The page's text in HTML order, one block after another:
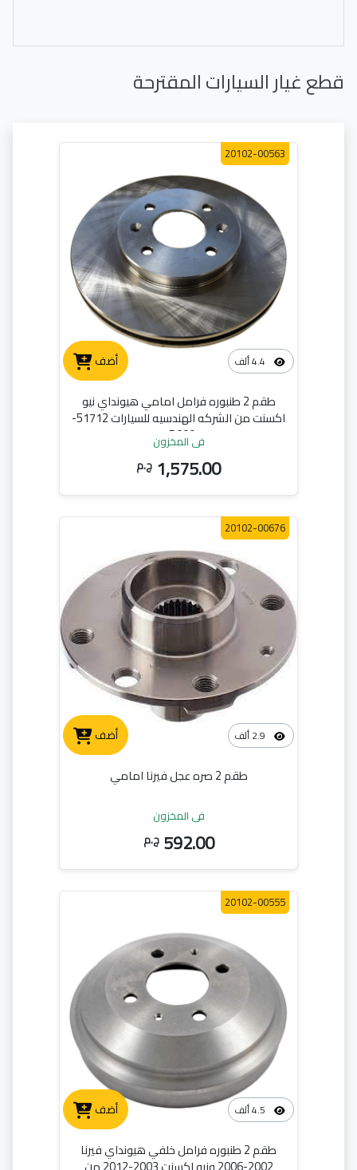
قطع غيار السيارات المقترحة
أضف
20102-00563
طقم 2 طنبوره فرامل امامي هيونداي نيو
اكسنت من الشركه الهندسيه للسيارات 51712-
1R000
في المخزون
1,575.00 ج.م
أضف
20102-00676
طقم 2 صره عجل فيرنا امامي
في المخزون
592.00 ج.م
أضف
20102-00555
طقم 2 طنبوره فرامل خلفي هيونداي فيرنا